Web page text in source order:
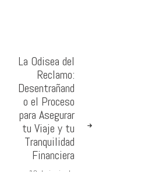
La Odisea del
Reclamo:
Desentrañand
o el Proceso
para Asegurar
tu Viaje y tu
Tranquilidad
Financiera